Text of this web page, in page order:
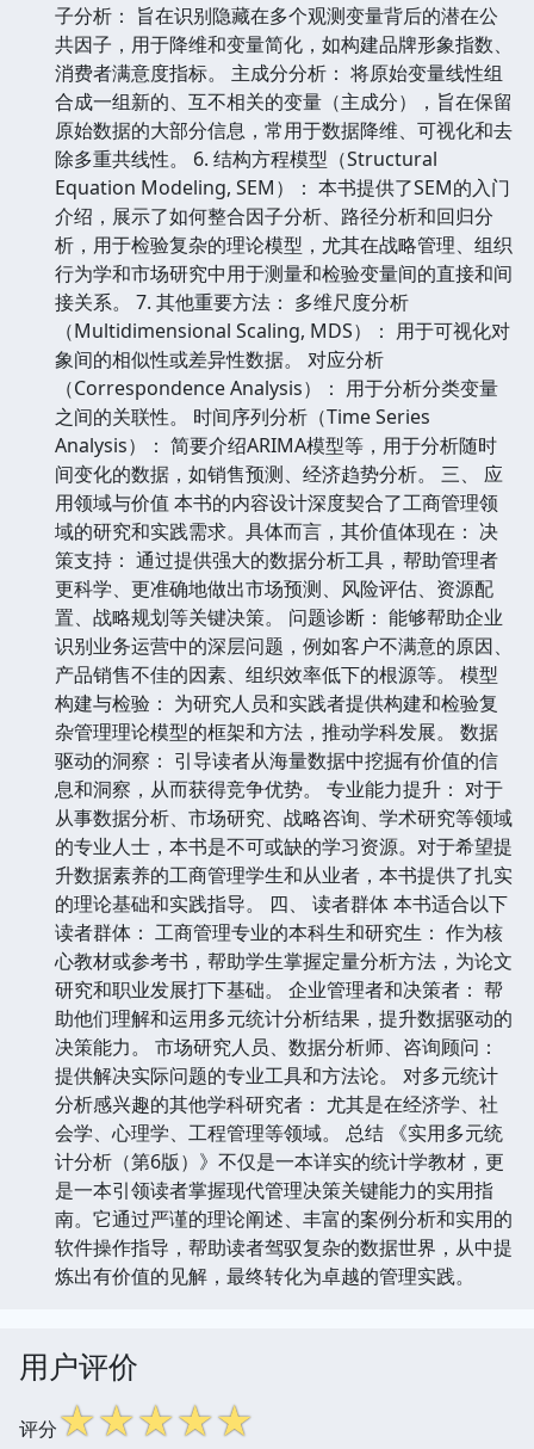
子分析： 旨在识别隐藏在多个观测变量背后的潜在公
共因子，用于降维和变量简化，如构建品牌形象指数、
消费者满意度指标。 主成分分析： 将原始变量线性组
合成一组新的、互不相关的变量（主成分），旨在保留
原始数据的大部分信息，常用于数据降维、可视化和去
除多重共线性。 6. 结构方程模型（Structural
Equation Modeling, SEM）： 本书提供了SEM的入门
介绍，展示了如何整合因子分析、路径分析和回归分
析，用于检验复杂的理论模型，尤其在战略管理、组织
行为学和市场研究中用于测量和检验变量间的直接和间
接关系。 7. 其他重要方法： 多维尺度分析
（Multidimensional Scaling, MDS）： 用于可视化对
象间的相似性或差异性数据。 对应分析
（Correspondence Analysis）： 用于分析分类变量
之间的关联性。 时间序列分析（Time Series
Analysis）： 简要介绍ARIMA模型等，用于分析随时
间变化的数据，如销售预测、经济趋势分析。 三、 应
用领域与价值 本书的内容设计深度契合了工商管理领
域的研究和实践需求。具体而言，其价值体现在： 决
策支持： 通过提供强大的数据分析工具，帮助管理者
更科学、更准确地做出市场预测、风险评估、资源配
置、战略规划等关键决策。 问题诊断： 能够帮助企业
识别业务运营中的深层问题，例如客户不满意的原因、
产品销售不佳的因素、组织效率低下的根源等。 模型
构建与检验： 为研究人员和实践者提供构建和检验复
杂管理理论模型的框架和方法，推动学科发展。 数据
驱动的洞察： 引导读者从海量数据中挖掘有价值的信
息和洞察，从而获得竞争优势。 专业能力提升： 对于
从事数据分析、市场研究、战略咨询、学术研究等领域
的专业人士，本书是不可或缺的学习资源。对于希望提
升数据素养的工商管理学生和从业者，本书提供了扎实
的理论基础和实践指导。 四、 读者群体 本书适合以下
读者群体： 工商管理专业的本科生和研究生： 作为核
心教材或参考书，帮助学生掌握定量分析方法，为论文
研究和职业发展打下基础。 企业管理者和决策者： 帮
助他们理解和运用多元统计分析结果，提升数据驱动的
决策能力。 市场研究人员、数据分析师、咨询顾问：
提供解决实际问题的专业工具和方法论。 对多元统计
分析感兴趣的其他学科研究者： 尤其是在经济学、社
会学、心理学、工程管理等领域。 总结 《实用多元统
计分析（第6版）》不仅是一本详实的统计学教材，更
是一本引领读者掌握现代管理决策关键能力的实用指
南。它通过严谨的理论阐述、丰富的案例分析和实用的
软件操作指导，帮助读者驾驭复杂的数据世界，从中提
炼出有价值的见解，最终转化为卓越的管理实践。
用户评价
评分☆☆☆☆☆